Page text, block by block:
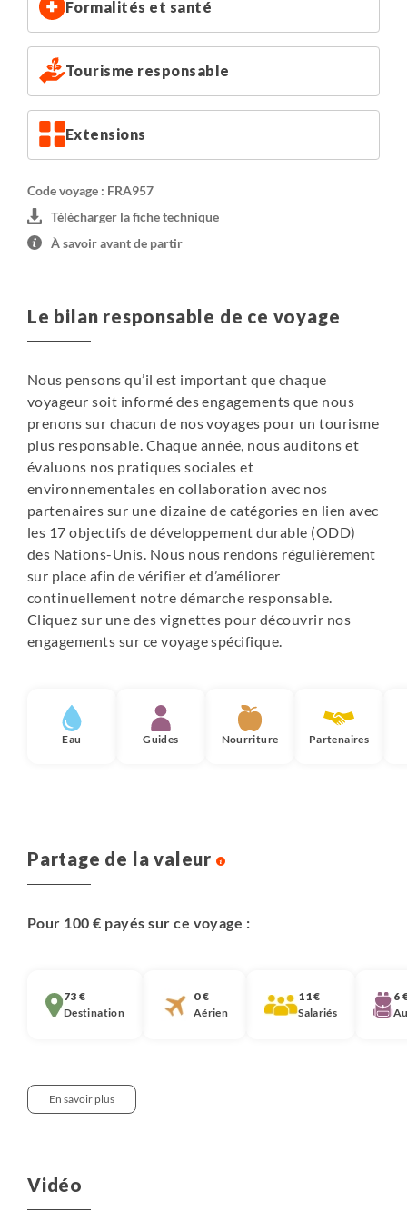
Chambre de 2 standardsur demande : chambres avec
sanitaires privatifs, située dans le chalet historique de
l'hébergement :80€ par personne.
Chambre de 2 confortsur demande : chambres
spacieuses à la décoration épurée, avec sanitaires
privatifs, et récemment rénovées :
Formalités et santé
Tourisme responsable
Extensions
Code voyage : FRA957
Télécharger la fiche technique
À savoir avant de partir
Le bilan responsable de ce voyage
Nous pensons qu’il est important que chaque
voyageur soit informé des engagements que nous
prenons sur chacun de nos voyages pour un tourisme
plus responsable. Chaque année, nous auditons et
évaluons nos pratiques sociales et
environnementales en collaboration avec nos
partenaires sur une dizaine de catégories en lien avec
les 17 objectifs de développement durable (ODD)
des Nations-Unis. Nous nous rendons régulièrement
sur place afin de vérifier et d’améliorer
continuellement notre démarche responsable.
Cliquez sur une des vignettes pour découvrir nos
engagements sur ce voyage spécifique.
Eau Guides Nourriture Partenaires
Partage de la valeur
Pour 100 € payés sur ce voyage :
73 €
Destination
0 €
Aérien
11 €
Salariés
6
Nous pensons qu’il est important que chaque
En savoir plus
Vidéo